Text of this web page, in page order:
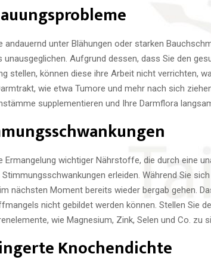
andauernd unter Blähungen oder starken
unausgeglichen. Aufgrund dessen, dass Sie den
stellen, können diese ihre Arbeit nicht verrichten,
wie etwa Tumore und mehr nach sich
supplementieren und Ihre Darmflora
Ermangelung wichtiger Nährstoffe, die durch eine
Stimmungsschwankungen erleiden. Während Sie
nächsten Moment bereits wieder bergab gehen.
nicht gebildet werden können. Stellen Sie
wie Magnesium, Zink, Selen und Co. zu
Knochendichte